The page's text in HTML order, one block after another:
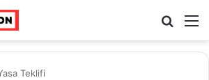
Ara
Teklifi